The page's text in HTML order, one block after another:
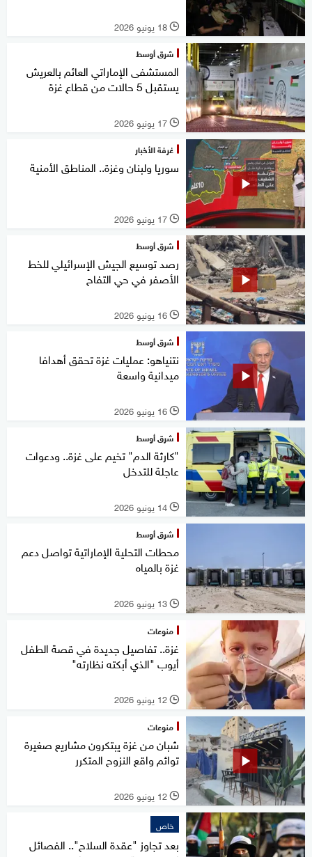
l 18 يونيو 2026
شرق أوسط
المستشفى الإماراتي العائم بالعريش
يستقبل 5 حالات من قطاع غزة
l 17 يونيو 2026
غرفة الأخبار
سوريا ولبنان وغزة.. المناطق الأمنية
l 17 يونيو 2026
شرق أوسط
رصد توسيع الجيش الإسرائيلي للخط
الأصفر في حي التفاح
l 16 يونيو 2026
شرق أوسط
نتنياهو: عمليات غزة تحقق أهدافا
ميدانية واسعة
l 16 يونيو 2026
شرق أوسط
"كارثة الدم" تخيم على غزة.. ودعوات
عاجلة للتدخل
l 14 يونيو 2026
شرق أوسط
محطات التحلية الإماراتية تواصل دعم
غزة بالمياه
l 13 يونيو 2026
منوعات
غزة.. تفاصيل جديدة في قصة الطفل
أيوب "الذي أبكته نظارته"
l 12 يونيو 2026
منوعات
شبان من غزة يبتكرون مشاريع صغيرة
توائم واقع النزوح المتكرر
l 12 يونيو 2026
خاص
بعد تجاوز "عقدة السلاح".. الفصائل